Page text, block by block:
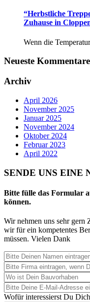
“Herbstliche
Zuhause in
Wenn die
Neueste Kommentare
Archiv
April 2026
November 2025
Januar 2025
November 2024
Oktober 2024
Februar 2023
April 2022
SENDE UNS EINE
Bitte fülle das Formular
können.
Wir nehmen uns sehr gern
wir für ein kompetentes
müssen. Vielen Dank
Wofür interessierst Du Dich